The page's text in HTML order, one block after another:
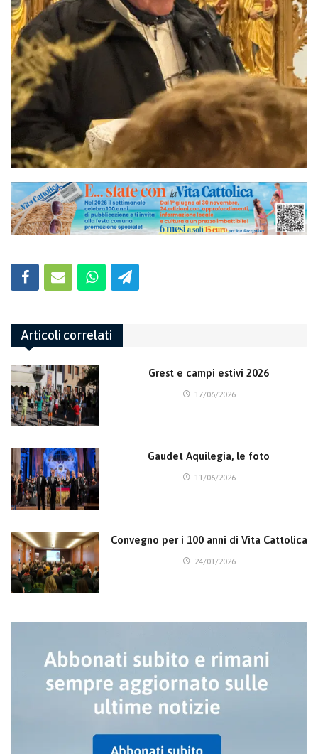
Articoli correlati
Grest e campi estivi 2026
17/06/2026
Gaudet Aquilegia, le foto
11/06/2026
Convegno per i 100 anni di Vita Cattolica
24/01/2026